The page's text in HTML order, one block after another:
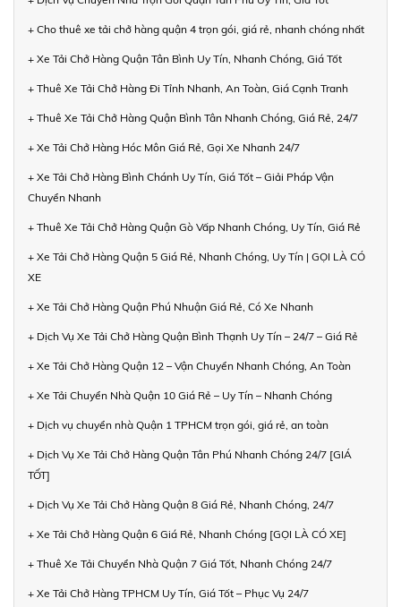
+ Cho thuê xe tải chở hàng quận 4 trọn gói, giá rẻ, nhanh chóng nhất
+ Xe Tải Chở Hàng Quận Tân Bình Uy Tín, Nhanh Chóng, Giá Tốt
+ Thuê Xe Tải Chở Hàng Đi Tỉnh Nhanh, An Toàn, Giá Cạnh Tranh
+ Thuê Xe Tải Chở Hàng Quận Bình Tân Nhanh Chóng, Giá Rẻ, 24/7
+ Xe Tải Chở Hàng Hóc Môn Giá Rẻ, Gọi Xe Nhanh 24/7
+ Xe Tải Chở Hàng Bình Chánh Uy Tín, Giá Tốt – Giải Pháp Vận
Chuyển Nhanh
+ Thuê Xe Tải Chở Hàng Quận Gò Vấp Nhanh Chóng, Uy Tín, Giá Rẻ
+ Xe Tải Chở Hàng Quận 5 Giá Rẻ, Nhanh Chóng, Uy Tín | GỌI LÀ CÓ
XE
+ Xe Tải Chở Hàng Quận Phú Nhuận Giá Rẻ, Có Xe Nhanh
+ Dịch Vụ Xe Tải Chở Hàng Quận Bình Thạnh Uy Tín – 24/7 – Giá Rẻ
+ Xe Tải Chở Hàng Quận 12 – Vận Chuyển Nhanh Chóng, An Toàn
+ Xe Tải Chuyển Nhà Quận 10 Giá Rẻ – Uy Tín – Nhanh Chóng
+ Dịch vụ chuyển nhà Quận 1 TPHCM trọn gói, giá rẻ, an toàn
+ Dịch Vụ Xe Tải Chở Hàng Quận Tân Phú Nhanh Chóng 24/7 [GIÁ
TỐT]
+ Dịch Vụ Xe Tải Chở Hàng Quận 8 Giá Rẻ, Nhanh Chóng, 24/7
+ Xe Tải Chở Hàng Quận 6 Giá Rẻ, Nhanh Chóng [GỌI LÀ CÓ XE]
+ Thuê Xe Tải Chuyển Nhà Quận 7 Giá Tốt, Nhanh Chóng 24/7
+ Xe Tải Chở Hàng TPHCM Uy Tín, Giá Tốt – Phục Vụ 24/7